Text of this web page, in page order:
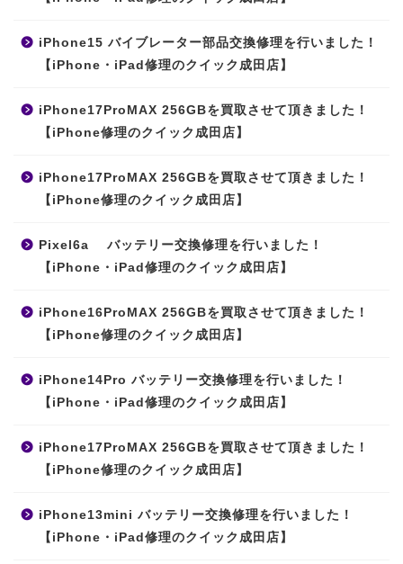
iPhone15 バイブレーター部品交換修理を行いました！
【iPhone・iPad修理のクイック成田店】
iPhone17ProMAX 256GBを買取させて頂きました！
【iPhone修理のクイック成田店】
iPhone17ProMAX 256GBを買取させて頂きました！
【iPhone修理のクイック成田店】
Pixel6a バッテリー交換修理を行いました！
【iPhone・iPad修理のクイック成田店】
iPhone16ProMAX 256GBを買取させて頂きました！
【iPhone修理のクイック成田店】
iPhone14Pro バッテリー交換修理を行いました！
【iPhone・iPad修理のクイック成田店】
iPhone17ProMAX 256GBを買取させて頂きました！
【iPhone修理のクイック成田店】
iPhone13mini バッテリー交換修理を行いました！
【iPhone・iPad修理のクイック成田店】